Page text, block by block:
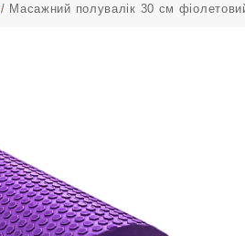
/ Масажний полувалік 30 см